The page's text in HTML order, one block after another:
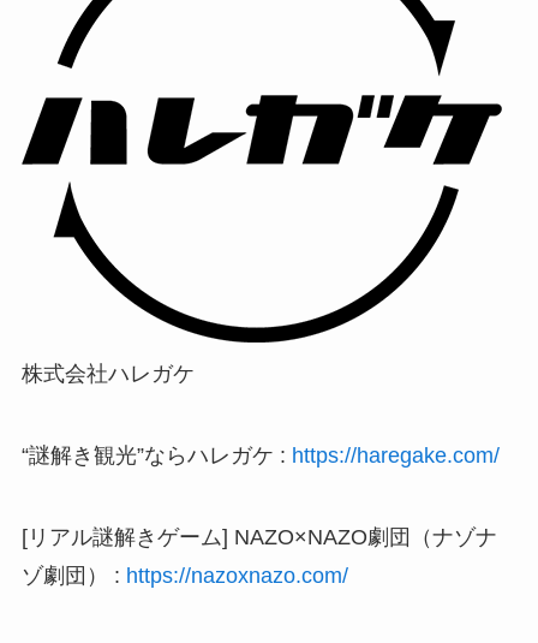
株式会社ハレガケ
“謎解き観光”ならハレガケ : https://haregake.com/
[リアル謎解きゲーム] NAZO×NAZO劇団（ナゾナ
ゾ劇団） : https://nazoxnazo.com/